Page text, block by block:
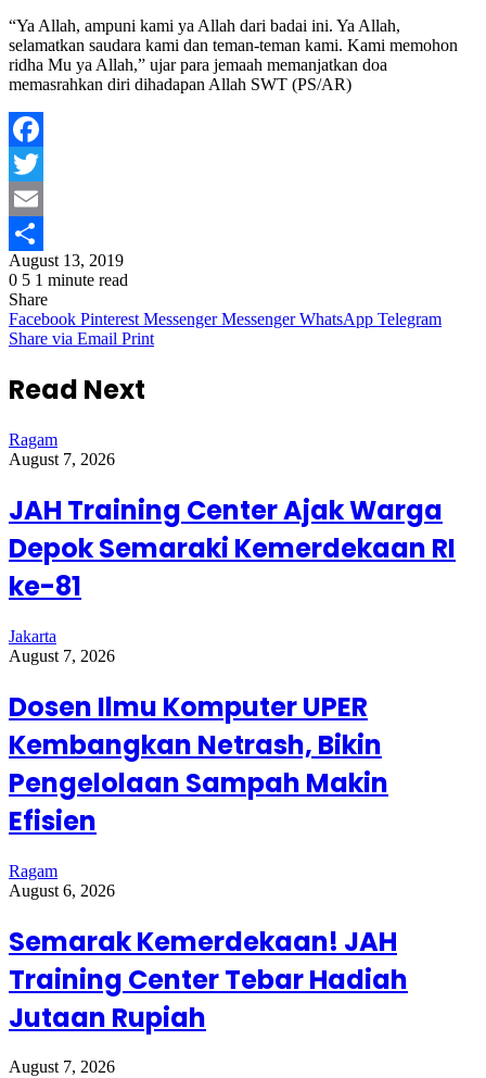
“Ya Allah, ampuni kami ya Allah dari badai ini. Ya Allah,
selamatkan saudara kami dan teman-teman kami. Kami memohon
ridha Mu ya Allah,” ujar para jemaah memanjatkan doa
memasrahkan diri dihadapan Allah SWT (PS/AR)
Facebook
Twitter
Email
Share
August 13, 2019
0 5 1 minute read
Share
Facebook Pinterest Messenger Messenger WhatsApp Telegram
Share via Email Print
Read Next
Ragam
August 7, 2026
JAH Training Center Ajak Warga
Depok Semaraki Kemerdekaan RI
ke-81
Jakarta
August 7, 2026
Dosen Ilmu Komputer UPER
Kembangkan Netrash, Bikin
Pengelolaan Sampah Makin
Efisien
Ragam
August 6, 2026
Semarak Kemerdekaan! JAH
Training Center Tebar Hadiah
Jutaan Rupiah
August 7, 2026